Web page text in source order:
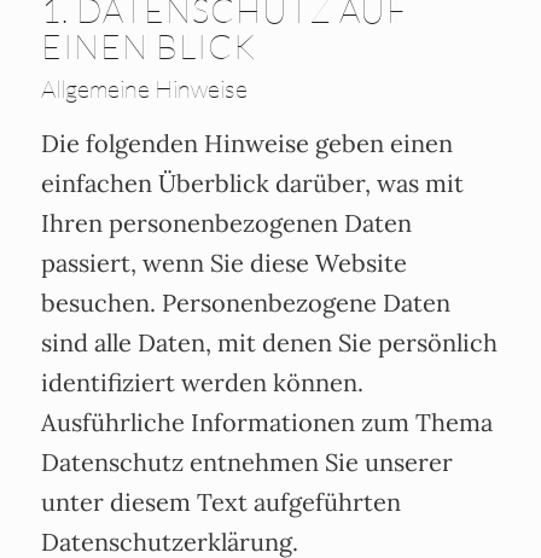
1. DATENSCHUTZ AUF
EINEN BLICK
Allgemeine Hinweise
Die folgenden Hinweise geben einen
einfachen Überblick darüber, was mit
Ihren personenbezogenen Daten
passiert, wenn Sie diese Website
besuchen. Personenbezogene Daten
sind alle Daten, mit denen Sie persönlich
identifiziert werden können.
Ausführliche Informationen zum Thema
Datenschutz entnehmen Sie unserer
unter diesem Text aufgeführten
Datenschutzerklärung.